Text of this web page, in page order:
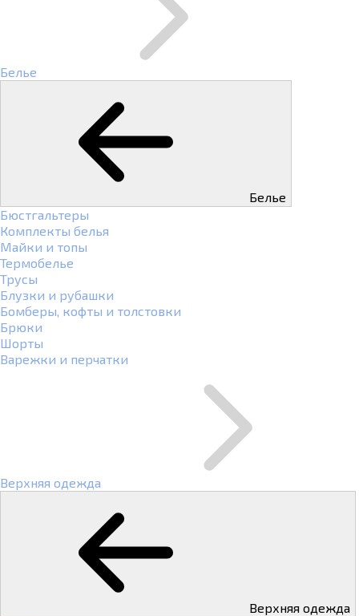
Белье
Белье
Бюстгальтеры
Комплекты белья
Майки и топы
Термобелье
Трусы
Блузки и рубашки
Бомберы, кофты и толстовки
Брюки
Шорты
Варежки и перчатки
Верхняя одежда
Верхняя одежда